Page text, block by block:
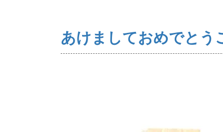
ご来店WEB予約
あけましておめでとう